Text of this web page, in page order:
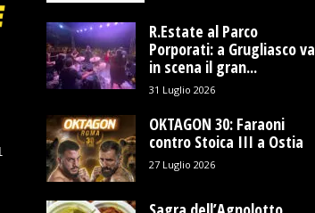
R.Estate al Parco
Porporati: a Grugliasco va
in scena il gran...
31 Luglio 2026
OKTAGON 30: Faraoni
contro Stoica III a Ostia
27 Luglio 2026